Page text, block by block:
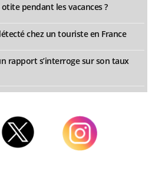
pendant les vacances ?
chez un touriste en France
rapport s’interroge sur son taux